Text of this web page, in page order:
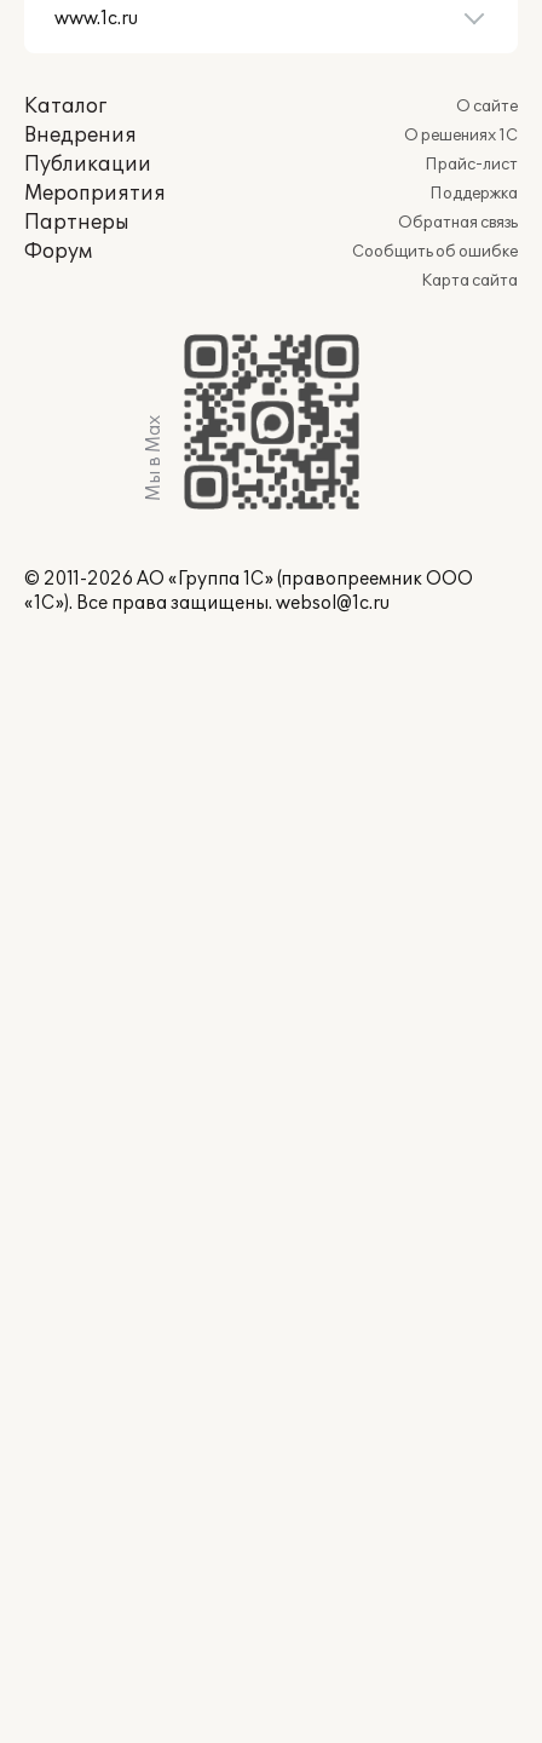
Каталог
Внедрения
Публикации
Мероприятия
Партнеры
Форум
О сайте
О решениях 1С
Прайс-лист
Поддержка
Обратная связь
Сообщить об ошибке
Карта сайта
Мы в Max
© 2011-2026 АО «Группа 1С» (правопреемник ООО
«1С»). Все права защищены. websol@1c.ru